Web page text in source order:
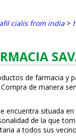
cialis from india >
de farmacia
de manera
encuentra situada
de la que
a todos sus